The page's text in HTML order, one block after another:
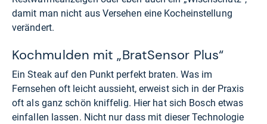
damit man nicht aus Versehen eine Kocheinstellung
verändert.
Kochmulden mit „BratSensor Plus“
Ein Steak auf den Punkt perfekt braten. Was im
Fernsehen oft leicht aussieht, erweist sich in der Praxis
oft als ganz schön kniffelig. Hier hat sich Bosch etwas
einfallen lassen. Nicht nur dass mit dieser Technologie